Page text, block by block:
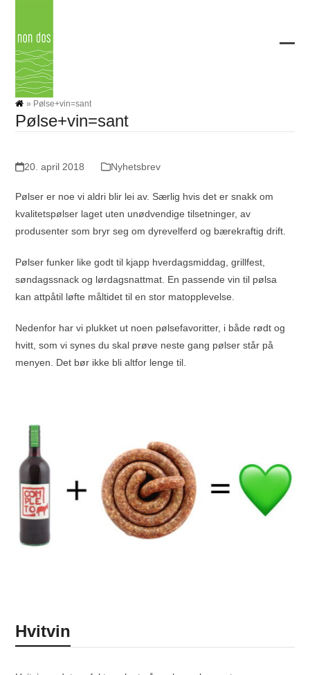
content
» Pølse+vin=sant
Pølse+vin=sant
20. april 2018 Nyhetsbrev
Pølser er noe vi aldri blir lei av. Særlig hvis det er snakk om
kvalitetspølser laget uten unødvendige tilsetninger, av
produsenter som bryr seg om dyrevelferd og bærekraftig drift.
Pølser funker like godt til kjapp hverdagsmiddag, grillfest,
søndagssnack og lørdagsnattmat. En passende vin til pølsa
kan attpåtil løfte måltidet til en stor matopplevelse.
Nedenfor har vi plukket ut noen pølsefavoritter, i både rødt og
hvitt, som vi synes du skal prøve neste gang pølser står på
menyen. Det bør ikke bli altfor lenge til.
Hvitvin